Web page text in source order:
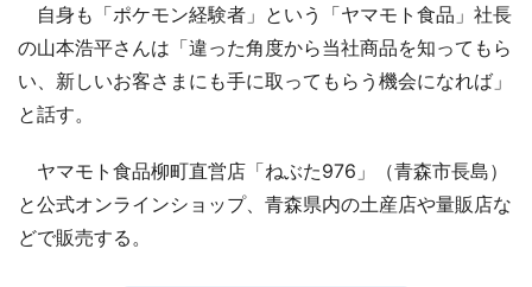
自身も「ポケモン経験者」という「ヤマモト食品」社長
の山本浩平さんは「違った角度から当社商品を知ってもら
い、新しいお客さまにも手に取ってもらう機会になれば」
と話す。
ヤマモト食品柳町直営店「ねぶた976」（青森市長島）
と公式オンラインショップ、青森県内の土産店や量販店な
どで販売する。